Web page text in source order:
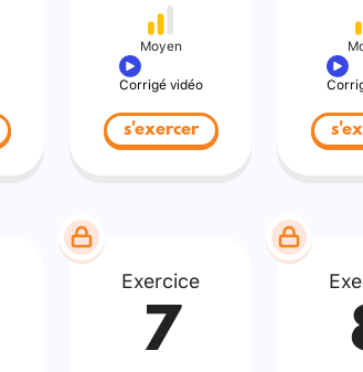
Moyen
Corrigé vidéo
s'exercer
Exercice
7